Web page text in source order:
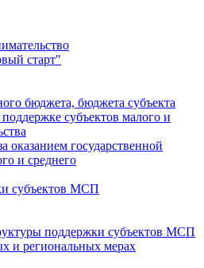
старт"
бюджета, бюджета субъекта
субъектов малого и
оказанием государственной
и среднего
субъектов МСП
поддержки субъектов МСП
и региональных мерах